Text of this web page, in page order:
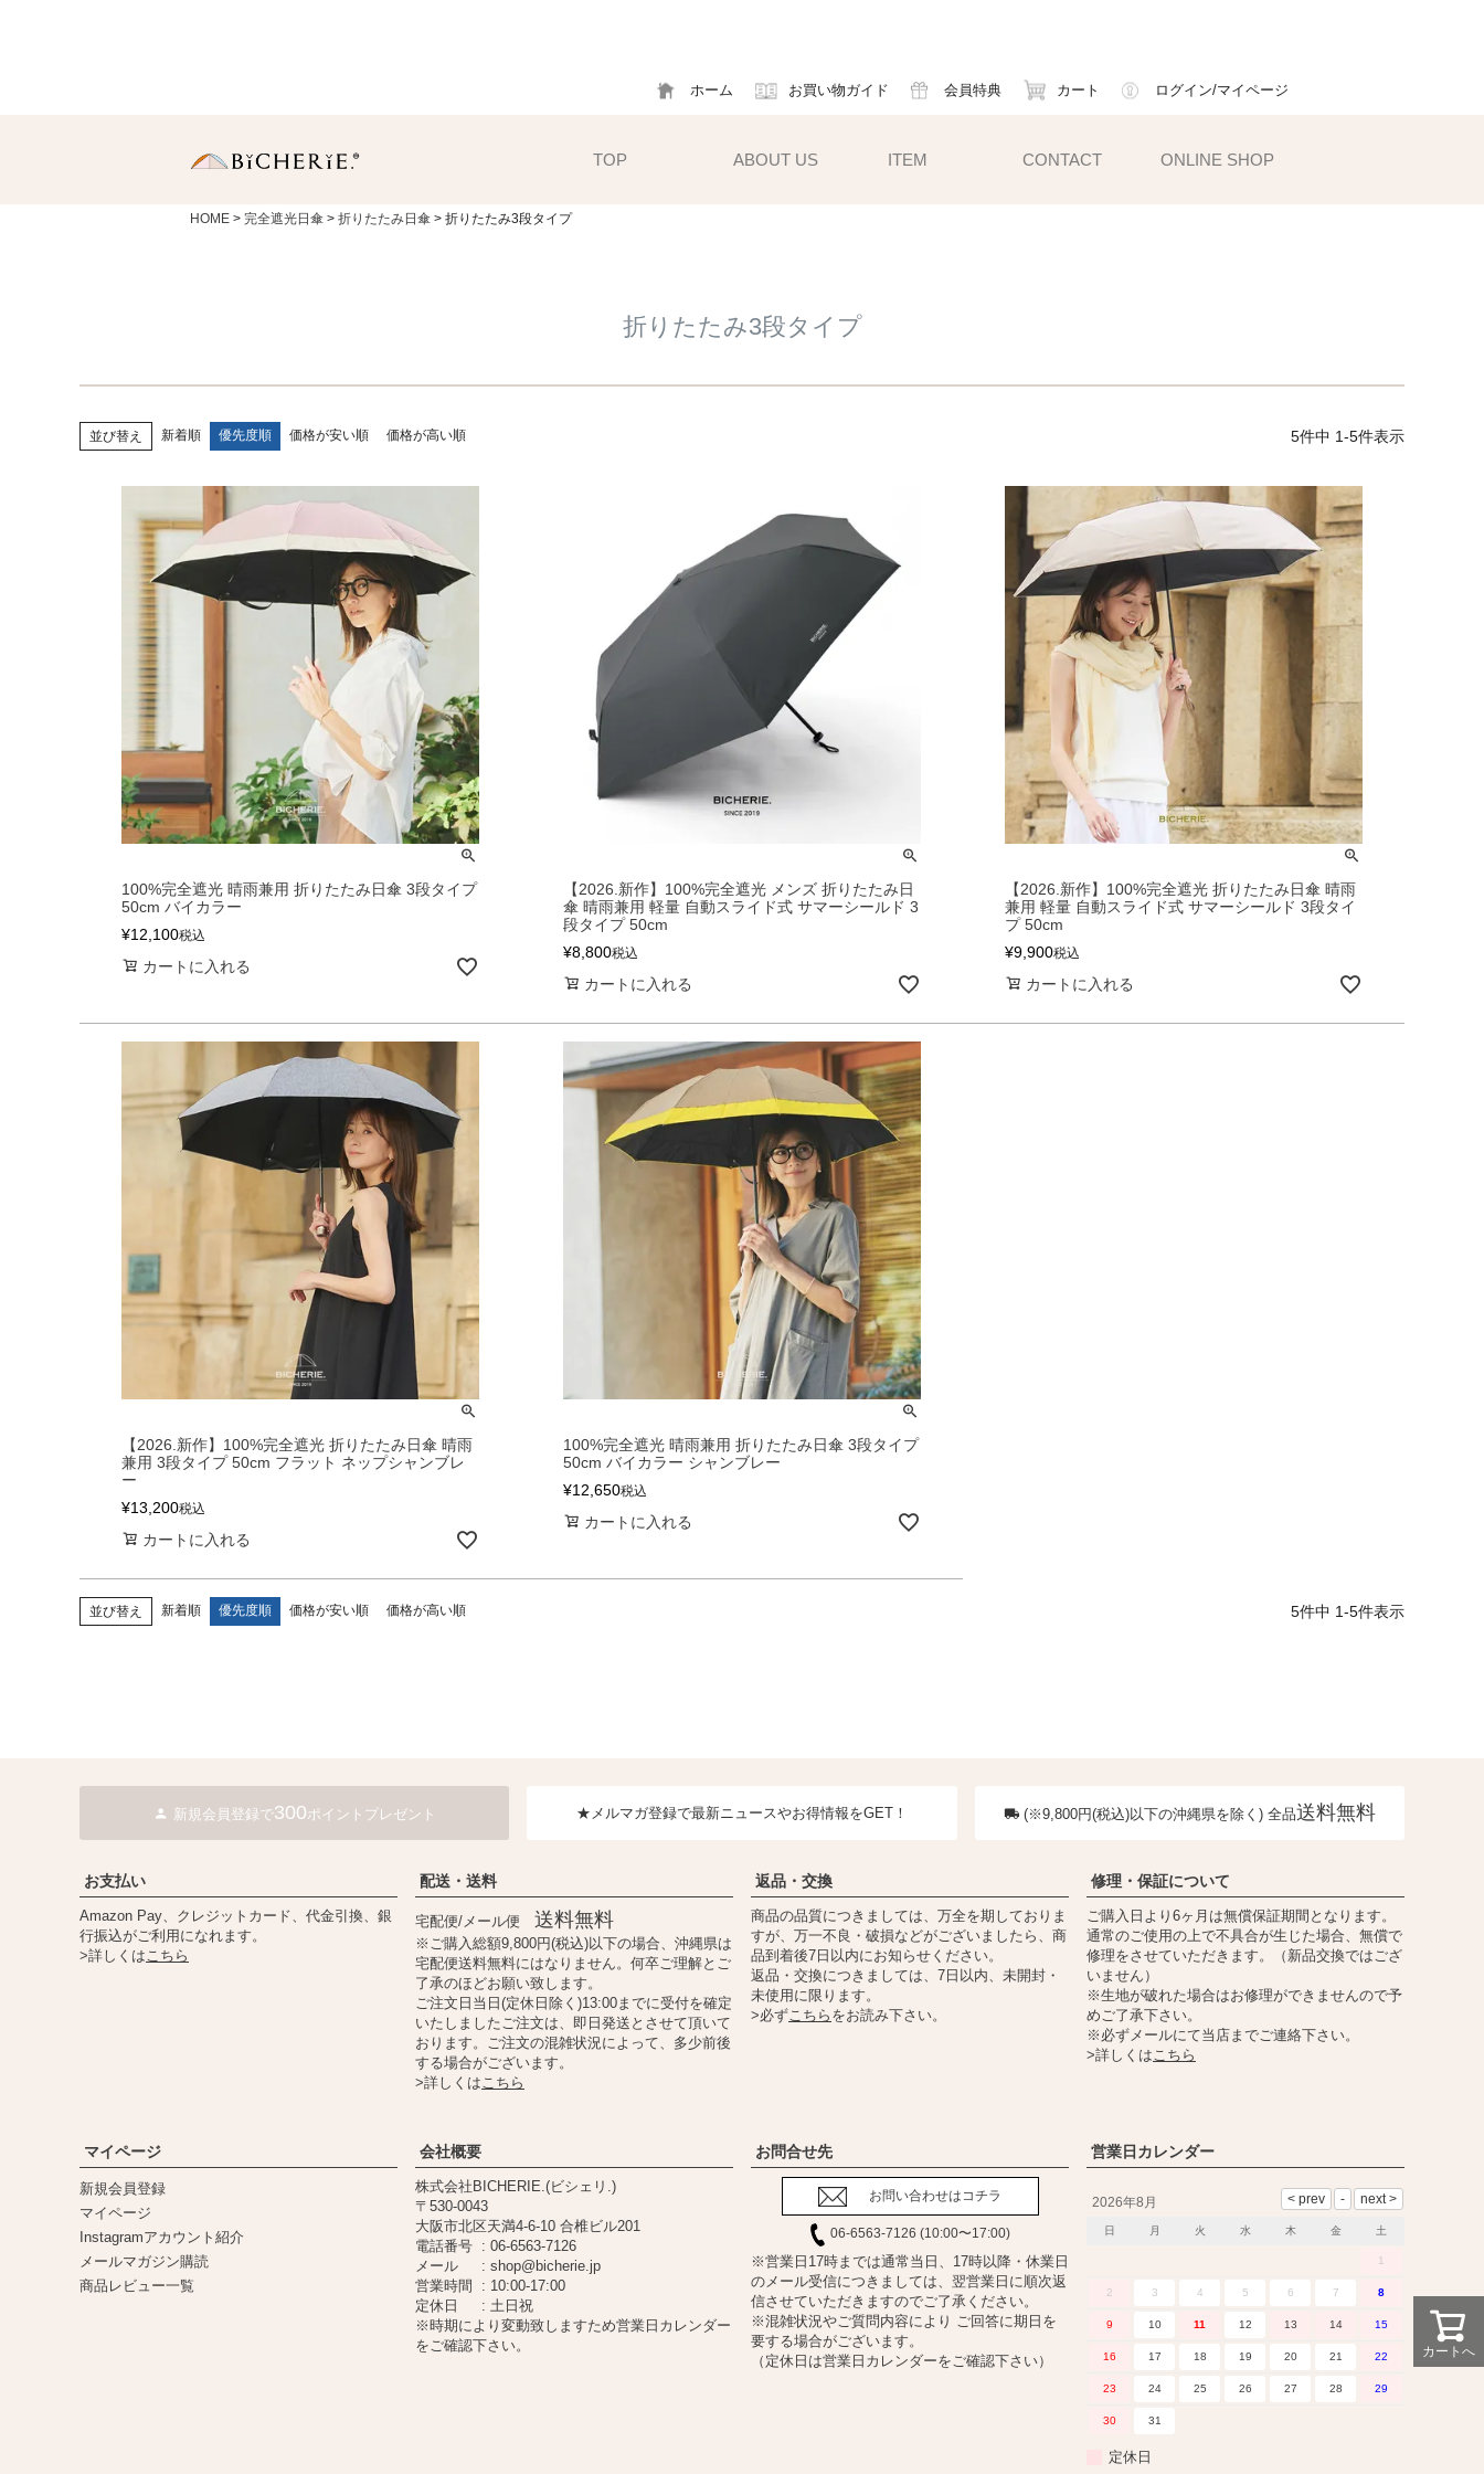
ホーム お買い物ガイド 会員特典 カート ログイン/マイページ
TOP ABOUT US ITEM
一般的に使われている女性雨傘と
・2段タイプ(親骨50cm)
折りたたむのが楽で長傘のように
も持てます。
・3段タイプ(親骨50cm)
最もコンパクトになり折りたたま
ず閉じて持てます。
キャスケット
ハットライナー
CONTACT ONLINE SHOP
HOME 完全遮光日傘 折りたたみ日傘 折りたたみ3段タイプ
折りたたみ3段タイプ
並び替え 新着順 優先度順 価格が安い順 価格が高い順 5件中 1-5件表示
100%完全遮光 晴雨兼用 折りたたみ日傘 3段タイプ
50cm バイカラー
¥12,100税込
カートに入れる
【2026.新作】100%完全遮光 メンズ 折りたたみ日
傘 晴雨兼用 軽量 自動スライド式 サマーシールド 3
段タイプ 50cm
¥8,800税込
カートに入れる
【2026.新作】100%完全遮光 折りたたみ日傘 晴雨
兼用 軽量 自動スライド式 サマーシールド 3段タイ
プ 50cm
¥9,900税込
カートに入れる
【2026.新作】100%完全遮光 折りたたみ日傘 晴雨
兼用 3段タイプ 50cm フラット ネップシャンブレ
ー
¥13,200税込
カートに入れる
100%完全遮光 晴雨兼用 折りたたみ日傘 3段タイプ
50cm バイカラー シャンブレー
¥12,650税込
カートに入れる
並び替え 新着順 優先度順 価格が安い順 価格が高い順 5件中 1-5件表示
カートへ
新規会員登録で300ポイントプレゼント ★メルマガ登録で最新ニュースやお得情報をGET！ (※9,800円(税込)以下の沖縄県を除く) 全品送料無料
お支払い
Amazon Pay、クレジットカード、代金引換、銀
行振込がご利用になれます。
>詳しくはこちら
配送・送料
宅配便/メール便 送料無料
※ご購入総額9,800円(税込)以下の場合、沖縄県は
宅配便送料無料にはなりません。何卒ご理解とご
了承のほどお願い致します。
ご注文日当日(定休日除く)13:00までに受付を確定
いたしましたご注文は、即日発送とさせて頂いて
おります。ご注文の混雑状況によって、多少前後
する場合がございます。
>詳しくはこちら
返品・交換
商品の品質につきましては、万全を期しておりま
すが、万一不良・破損などがございましたら、商
品到着後7日以内にお知らせください。
返品・交換につきましては、7日以内、未開封・
未使用に限ります。
>必ずこちら をお読み下さい。
修理・保証について
ご購入日より6ヶ月は無償保証期間となります。
通常のご使用の上で不具合が生じた場合、無償で
修理をさせていただきます。（新品交換ではござ
いません）
※生地が破れた場合はお修理ができませんので予
めご了承下さい。
※必ずメールにて当店までご連絡下さい。
>詳しくはこちら
マイページ
新規会員登録
マイページ
Instagramアカウント紹介
メールマガジン購読
商品レビュー一覧
会社概要
株式会社BICHERIE.(ビシェリ.)
530-0043
大阪市北区天満4-6-10 合椎ビル201
電話番号
06-6563-7126
メール
shop@bicherie.jp
営業時間
10:00-17:00
定休日
土日祝
※時期により変動致しますため営業日カレンダー
をご確認下さい。
お問合せ先
お問い合わせはコチラ
06-6563-7126 (10:00〜17:00)
※営業日17時までは通常当日、17時以降・休業日
のメール受信につきましては、翌営業日に順次返
信させていただきますのでご了承ください。
※混雑状況やご質問内容により ご回答に期日を
要する場合がございます。
（定休日は営業日カレンダーをご確認下さい）
営業日カレンダー
2026年8月
日 月 火 水 木 金 土
1
2 3 4 5 6 7 8
9 10 11 12 13 14 15
16 17 18 19 20 21 22
23 24 25 26 27 28 29
30 31
定休日